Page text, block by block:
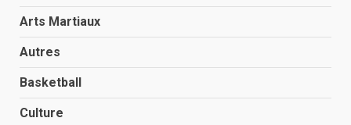
Arts Martiaux
Autres
Basketball
Culture